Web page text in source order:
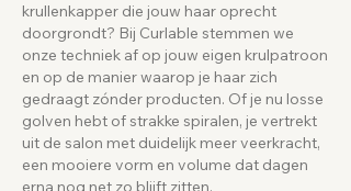
krullenkapper die jouw haar oprecht
doorgrondt? Bij Curlable stemmen we
onze techniek af op jouw eigen krulpatroon
en op de manier waarop je haar zich
gedraagt zónder producten. Of je nu losse
golven hebt of strakke spiralen, je vertrekt
uit de salon met duidelijk meer veerkracht,
een mooiere vorm en volume dat dagen
erna nog net zo blijft zitten.